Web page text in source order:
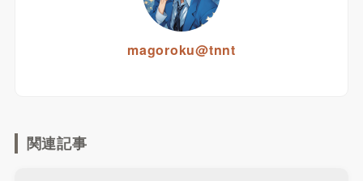
magoroku@tnnt
関連記事